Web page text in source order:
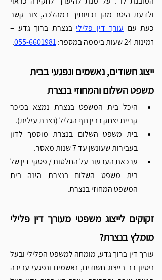
כעת עם עורך דין פלילי
זמינות 24 שעות ביממה במספר:
055-6601981
.
ייצוג חשודים, נאשמים ונפגעי בבית
משפט השלום והמחוזי בנצרת
קריית יצחק רבין נוף הגליל (נצרת עילית).
בעבירות שעונשן עד 7 שנות מאסר.
המשפט המחוזי בנצרת.
מומלץ בנצרת?